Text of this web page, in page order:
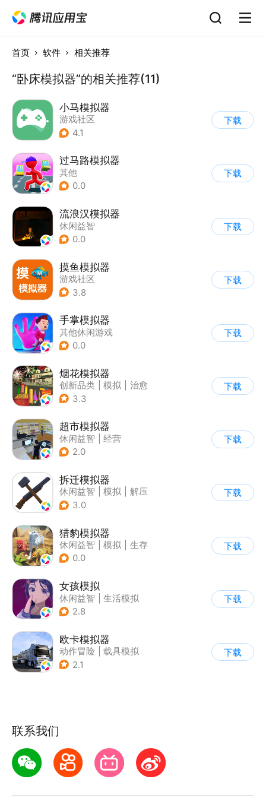
首页 软件 相关推荐
“卧床模拟器”的相关推荐(11)
小马模拟器
游戏社区
4.1
下载
过马路模拟器
其他
0.0
下载
流浪汉模拟器
休闲益智
| 第一人称射击
0.0
下载
摸鱼模拟器
游戏社区
3.8
下载
手掌模拟器
其他休闲游戏
0.0
下载
烟花模拟器
创新品类 模拟
治愈
| 休闲益智
3.3
下载
超市模拟器
休闲益智
经营
| 文字游戏
2.0
下载
拆迁模拟器
休闲益智 模拟
解压
| 卡通
3.0
下载
猎豹模拟器
休闲益智 模拟
生存
| 写实
0.0
下载
女孩模拟
休闲益智
生活模拟
| 校园
2.8
下载
欧卡模拟器
动作冒险
载具模拟
| 写实
2.1
下载
联系我们